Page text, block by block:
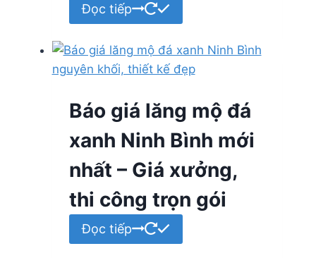
Đọc tiếp
Báo giá lăng mộ đá
xanh Ninh Bình mới
nhất – Giá xưởng,
thi công trọn gói
Đọc tiếp